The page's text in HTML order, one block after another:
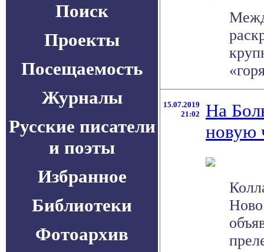
Поиск
Проекты
Посещаемость
Журналы
Русские писатели
и поэты
Избранное
Библиотеки
Фотоархив
15.07.2019
21:02
На
новую